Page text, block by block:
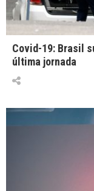
Covid-19: Brasil
última jornada